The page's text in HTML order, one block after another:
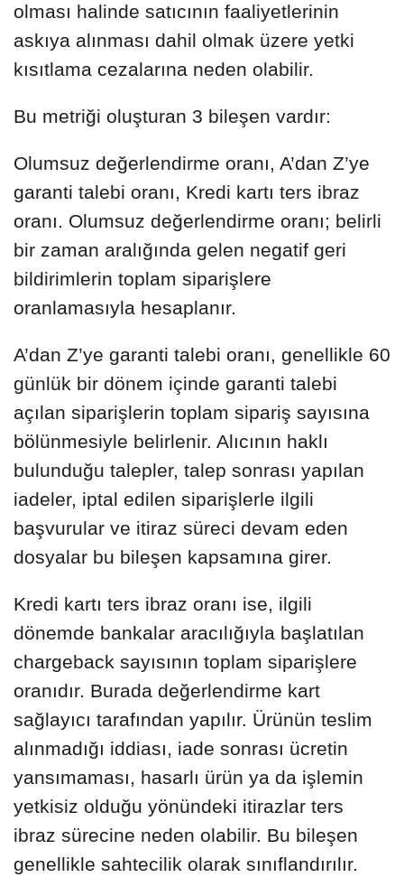
olması halinde satıcının faaliyetlerinin
askıya alınması dahil olmak üzere yetki
kısıtlama cezalarına neden olabilir.
Bu metriği oluşturan 3 bileşen vardır:
Olumsuz değerlendirme oranı, A’dan Z’ye
garanti talebi oranı, Kredi kartı ters ibraz
oranı. Olumsuz değerlendirme oranı; belirli
bir zaman aralığında gelen negatif geri
bildirimlerin toplam siparişlere
oranlamasıyla hesaplanır.
A’dan Z’ye garanti talebi oranı, genellikle 60
günlük bir dönem içinde garanti talebi
açılan siparişlerin toplam sipariş sayısına
bölünmesiyle belirlenir. Alıcının haklı
bulunduğu talepler, talep sonrası yapılan
iadeler, iptal edilen siparişlerle ilgili
başvurular ve itiraz süreci devam eden
dosyalar bu bileşen kapsamına girer.
Kredi kartı ters ibraz oranı ise, ilgili
dönemde bankalar aracılığıyla başlatılan
chargeback sayısının toplam siparişlere
oranıdır. Burada değerlendirme kart
sağlayıcı tarafından yapılır. Ürünün teslim
alınmadığı iddiası, iade sonrası ücretin
yansımaması, hasarlı ürün ya da işlemin
yetkisiz olduğu yönündeki itirazlar ters
ibraz sürecine neden olabilir. Bu bileşen
genellikle sahtecilik olarak sınıflandırılır.